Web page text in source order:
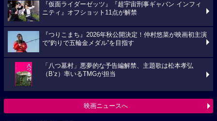
『仮面ライダーゼッツ』『超宇宙刑事ギャバン インフィ
ニティ』オフショット11点が解禁
『つりこまち』2026年秋公開決定！仲村悠菜が映画初主演
で“釣りで五輪金メダル”を目指す
「八つ墓村」悪夢的な予告編解禁、主題歌は松本孝弘
（B’z）率いるTMGが担当
映画ニュースへ